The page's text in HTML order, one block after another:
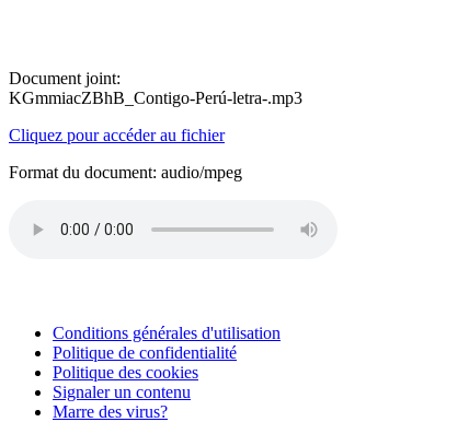
Document joint:
KGmmiacZBhB_Contigo-Perú-letra-.mp3
Cliquez pour accéder au fichier
Format du document: audio/mpeg
Conditions générales d'utilisation
Politique de confidentialité
Politique des cookies
Signaler un contenu
Marre des virus?